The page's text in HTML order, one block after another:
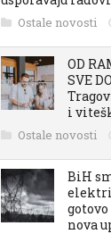
Ostale novosti
OD
SVE
i
Ostale novosti
BiH
nova